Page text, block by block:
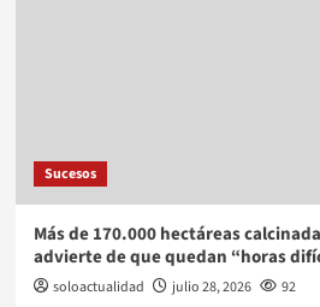
Sucesos
Más de 170.000 hectáreas
advierte de que quedan “horas
soloactualidad julio 28, 2026 92